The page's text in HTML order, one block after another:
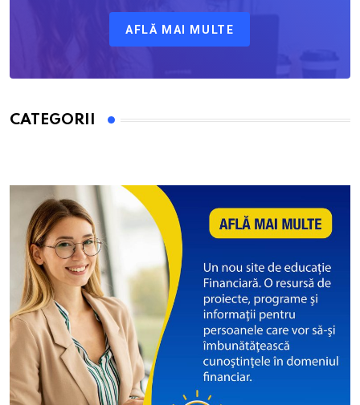
AFLĂ MAI MULTE
CATEGORII